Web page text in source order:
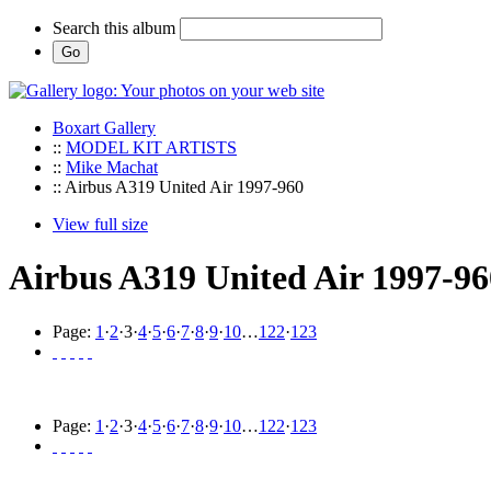
Search this album
Boxart Gallery
:: MODEL KIT ARTISTS
:: Mike Machat
:: Airbus A319 United Air 1997-960
View full size
Airbus A319 United Air 1997-
Page: 1 ·2·3·4·5·6·7·8·9·10…122·123
Page: 1 ·2·3·4·5·6·7·8·9·10…122·123